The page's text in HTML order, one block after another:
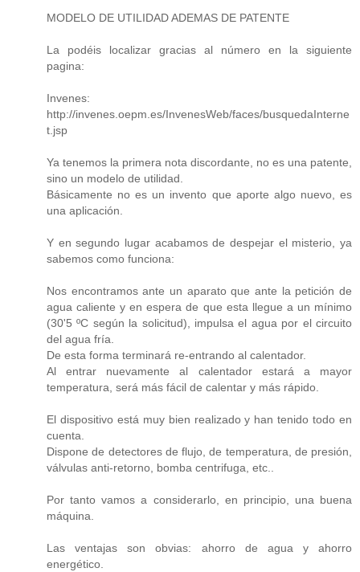
MODELO DE UTILIDAD ADEMAS DE PATENTE
La podéis localizar gracias al número en la siguiente
pagina:
Invenes:
http://invenes.oepm.es/InvenesWeb/faces/busquedaInterne
t.jsp
Ya tenemos la primera nota discordante, no es una patente,
sino un modelo de utilidad.
Básicamente no es un invento que aporte algo nuevo, es
una aplicación.
Y en segundo lugar acabamos de despejar el misterio, ya
sabemos como funciona:
Nos encontramos ante un aparato que ante la petición de
agua caliente y en espera de que esta llegue a un mínimo
(30'5 ºC según la solicitud), impulsa el agua por el circuito
del agua fría.
De esta forma terminará re-entrando al calentador.
Al entrar nuevamente al calentador estará a mayor
temperatura, será más fácil de calentar y más rápido.
El dispositivo está muy bien realizado y han tenido todo en
cuenta.
Dispone de detectores de flujo, de temperatura, de presión,
válvulas anti-retorno, bomba centrifuga, etc..
Por tanto vamos a considerarlo, en principio, una buena
máquina.
Las ventajas son obvias: ahorro de agua y ahorro
energético.